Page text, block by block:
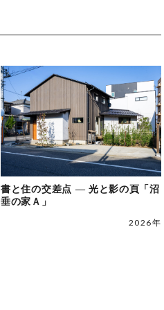
書と住の交差点 ― 光と影の頁「沼
垂の家Ａ」
2026年